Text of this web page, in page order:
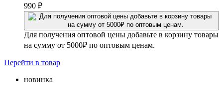
990 ₽
Для получения оптовой цены добавьте в корзину товары
на сумму от 5000₽ по оптовым ценам.
Перейти в товар
новинка